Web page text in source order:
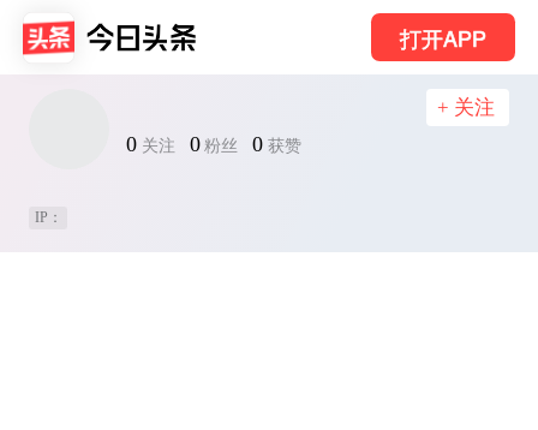
打开APP
0 关注 0 粉丝 0 获赞
+ 关注
IP：